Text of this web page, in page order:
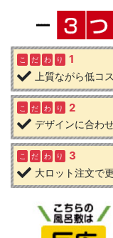
こ だ わ り 1
上質ながら低コ
こ だ わ り 2
デザインに合わ
こ だ わ り 3
大ロット注文で